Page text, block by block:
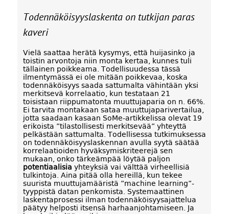
Todennäköisyyslaskenta on tutkijan paras
kaveri
Vielä saattaa herätä kysymys, että huijasinko ja
toistin arvontoja niin monta kertaa, kunnes tuli
tällainen poikkeama. Todellisuudessa tässä
ilmentymässä ei ole mitään poikkevaa, koska
todennäköisyys saada sattumalta vähintään yksi
merkitsevä korrelaatio, kun testataan 21
toisistaan riippumatonta muuttujaparia on n. 66%.
Ei tarvita montakaan sataa muuttujaparivertailua,
jotta saadaan kasaan SoMe-artikkelissa olevat 19
erikoista ”tilastollisesti merkitsevää” yhteyttä
pelkästään sattumalta. Todellisessa tutkimuksessa
on todennäköisyyslaskennan avulla syytä säätää
korrelaatioiden hyväksymiskriteerejä sen
mukaan, onko tärkeämpää löytää paljon
potentiaalisia yhteyksiä vai välttää virheellisiä
tulkintoja. Aina pitää olla hereillä, kun tekee
suurista muuttujamääristä ”machine learning”-
tyyppistä datan penkomista. Systemaattinen
laskentaprosessi ilman todennäköisyysajattelua
päätyy helposti itsensä harhaanjohtamiseen. Ja